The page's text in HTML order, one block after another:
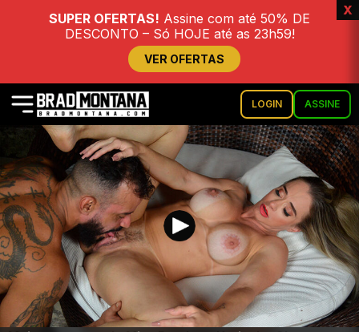
SUPER OFERTAS! Assine com até 50% DE
DESCONTO – Só HOJE até as 23h59!
VER OFERTAS
x
LOGIN ASSINE